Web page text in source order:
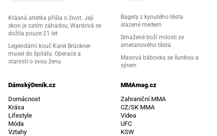
Krásná atletka přišla o život. Její
skon je zatím záhadou, Wardová se
dožila pouze 21 let
Legendární kouč Karel Brückner
musel do špitálu. Operace a
starosti o svou ženu
Bagety z kynutého těsta
slazené medem
Smažené boží milosti ze
smetanového těsta
Masová bábovka se šunkou a
sýrem
DámskýDeník.cz
Domácnost
Krása
Lifestyle
Móda
Vztahy
MMAmag.cz
Zahraniční MMA
CZ/SK MMA
Videa
UFC
KSW